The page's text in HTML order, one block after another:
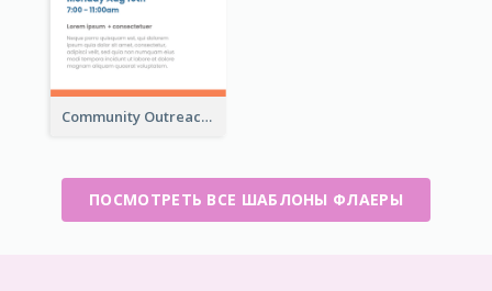
Community Outreach Flyer
ПОСМОТРЕТЬ ВСЕ ШАБЛОНЫ ФЛАЕРЫ